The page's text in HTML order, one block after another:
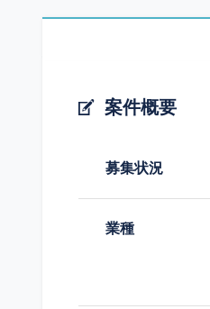
案件概要
募集状況
業種